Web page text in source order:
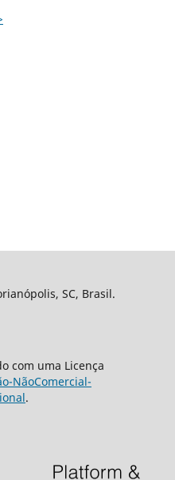
SC, Brasil.
com uma Licença
NãoComercial-
.